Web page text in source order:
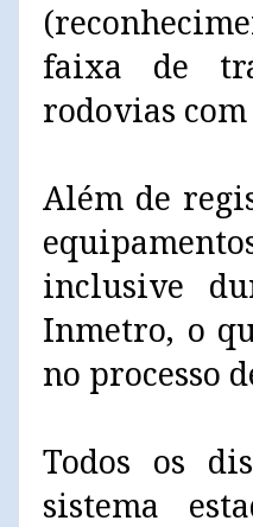
faixa de
rodovias
Além de
inclusive
Inmetro, o
no processo
Todos os
sistema